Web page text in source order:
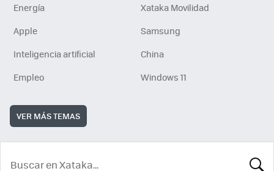
Energía
Xataka Movilidad
Apple
Samsung
Inteligencia artificial
China
Empleo
Windows 11
VER MÁS TEMAS